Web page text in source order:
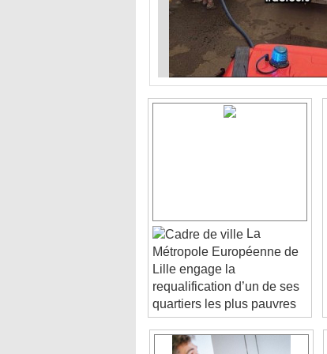
Métropole Européenne de
Lille engage la
requalification d’un de ses
quartiers les plus pauvres